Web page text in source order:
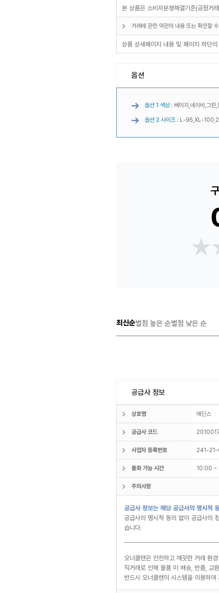
본 상품은 소비자분쟁해결기준(공정거
거래에 관한 약관의 내용 또는 확인할
상품 상세페이지 내용 및 페이지 하단
옵션
옵션 1 색상 : 베이지,네이비,그린,
옵션 2 사이즈 : L-95,XL-
최신순별점 높은 순별점 낮은 순
공급사 정보
상호명 에딘스
공급사 코드
사업자 등록번호 241-
통화 가능 시간 10:00
주의사항
공급사 정보는 해당 공급사의 명시적
공급사의 명시적 동의 없이 공급사의
습니다.
오너클랜은 안전하고 깨끗한 거래 환
직거래로 인해 물품 미 배송, 반품, 교
반드시 오너클랜의 시스템을 이용하